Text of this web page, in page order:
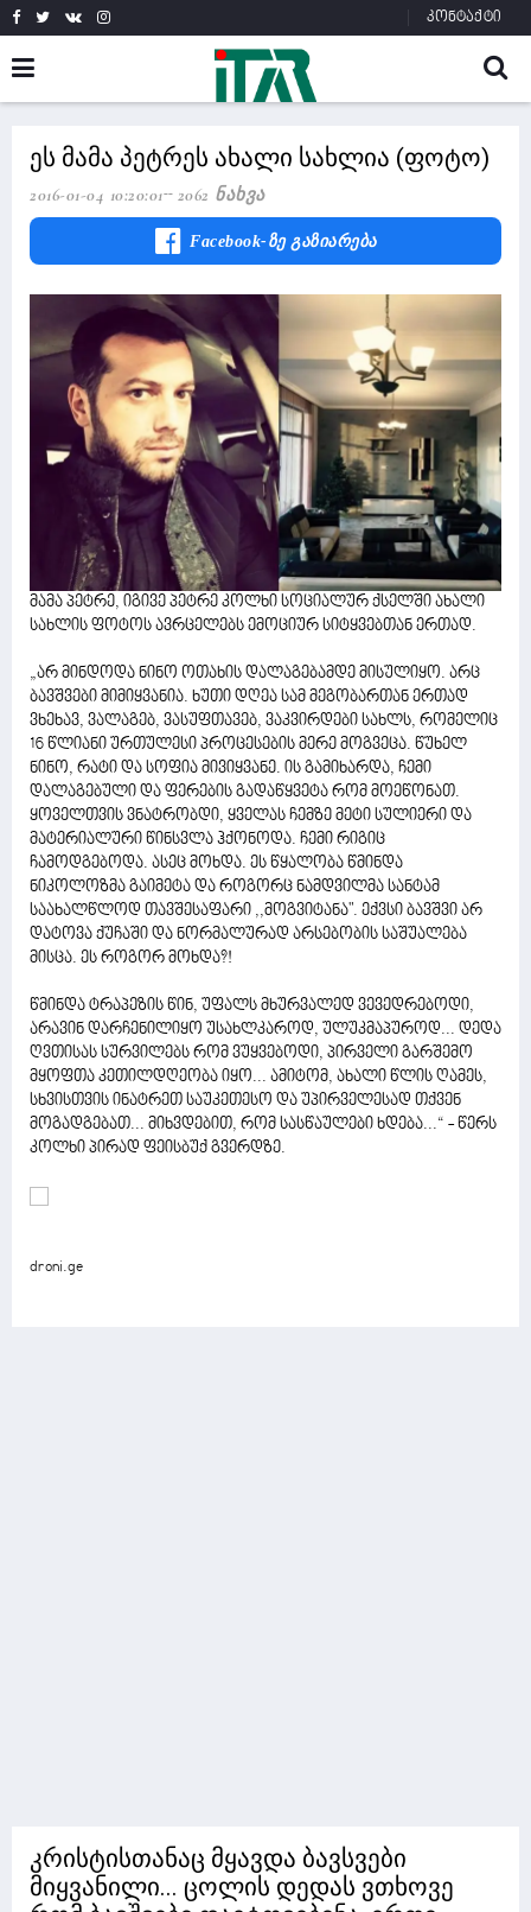
კონტაქტი
ეს მამა პეტრეს ახალი სახლია (ფოტო)
2016-01-04 10:20:01 2062 Ნახვა
Facebook-Ზე Გაზიარება
მამა პეტრე, იგივე პეტრე კოლხი სოციალურ ქსელში ახალი
სახლის ფოტოს ავრცელებს ემოციურ სიტყვებთან ერთად.
„არ მინდოდა ნინო ოთახის დალაგებამდე მისულიყო. არც
ბავშვები მიმიყვანია. ხუთი დღეა სამ მეგობართან ერთად
ვხეხავ, ვალაგებ, ვასუფთავებ, ვაკვირდები სახლს, რომელიც
16 წლიანი ურთულესი პროცესების მერე მოგვეცა. წუხელ
ნინო, რატი და სოფია მივიყვანე. ის გამიხარდა, ჩემი
დალაგებული და ფერების გადაწყვეტა რომ მოეწონათ.
ყოველთვის ვნატრობდი, ყველას ჩემზე მეტი სულიერი და
მატერიალური წინსვლა ჰქონოდა. ჩემი რიგიც
ჩამოდგებოდა. ასეც მოხდა. ეს წყალობა წმინდა
ნიკოლოზმა გაიმეტა და როგორც ნამდვილმა სანტამ
საახალწლოდ თავშესაფარი ,,მოგვიტანა". ექვსი ბავშვი არ
დატოვა ქუჩაში და ნორმალურად არსებობის საშუალება
მისცა. ეს როგორ მოხდა?!
წმინდა ტრაპეზის წინ, უფალს მხურვალედ ვევედრებოდი,
არავინ დარჩენილიყო უსახლკაროდ, ულუკმაპუროდ... დედა
ღვთისას სურვილებს რომ ვუყვებოდი, პირველი გარშემო
მყოფთა კეთილდღეობა იყო... ამიტომ, ახალი წლის ღამეს,
სხვისთვის ინატრეთ საუკეთესო და უპირველესად თქვენ
მოგადგებათ... მიხვდებით, რომ სასწაულები ხდება...“ - წერს
კოლხი პირად ფეისბუქ გვერდზე.
droni.ge
კრისტისთანაც მყავდა ბავსვები
მიყვანილი... ცოლის დედას ვთხოვე